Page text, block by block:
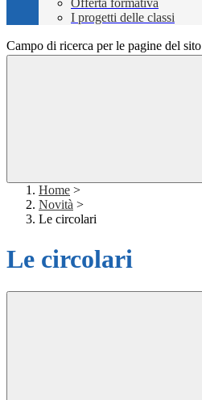
Offerta formativa
I progetti delle classi
Campo di ricerca per le pagine del sito
Home >
Novità >
Le circolari
Le circolari